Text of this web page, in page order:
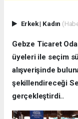
Erkek| Kadın
Gebze Ticaret
üyeleri ile seçim
alışverişinde
şekillendireceği
gerçekleştirdi..